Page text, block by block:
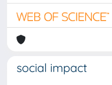
social impact